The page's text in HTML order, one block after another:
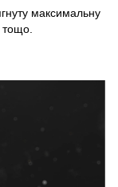
максимальну
тощо.